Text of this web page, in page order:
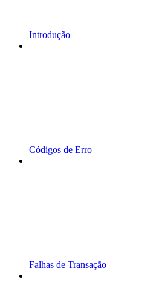
Introdução
Códigos de Erro
Falhas de Transação